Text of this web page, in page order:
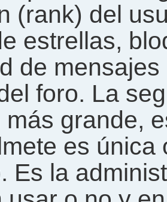
(rank) del
estrellas,
de
foro. La
más grande,
es única
Es la